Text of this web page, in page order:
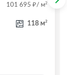
101 695 ₽/ м2
118 м2